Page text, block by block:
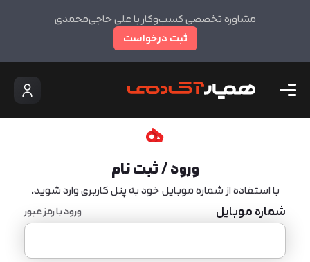
مشاوره تخصصی کسب‌وکار با علی حاجی‌محمدی
ثبت درخواست
ورود / ثبت نام
با استفاده از شماره موبایل خود به پنل کاربری وارد شوید.
شماره موبایل ورود با رمز عبور